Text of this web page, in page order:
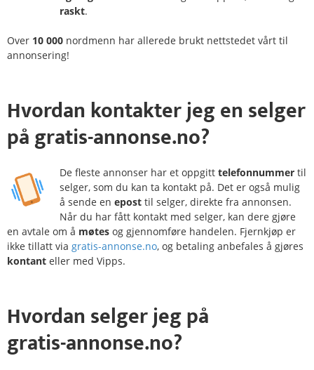
raskt.
Over 10 000 nordmenn har allerede brukt nettstedet vårt til
annonsering!
Hvordan kontakterjeg en selger
pågratis-annonse.no?
De fleste annonser har et oppgitt telefonnummer til
selger, som du kan ta kontakt på. Det er også mulig
å sende en epost til selger, direkte fra annonsen.
Når du har fått kontakt med selger, kan dere gjøre
en avtale om å møtes og gjennomføre handelen. Fjernkjøp er
ikke tillatt via gratis-annonse.no, og betaling anbefales å gjøres
kontant eller med Vipps.
Hvordan selgerjeg på
gratis-annonse.no?